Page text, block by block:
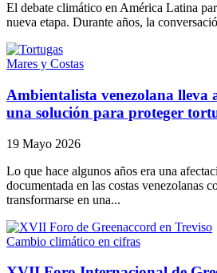
El debate climático en América Latina
nueva etapa. Durante años, la
Mares y Costas
Ambientalista venezolana lleva
una solución para proteger
19 Mayo 2026
Lo que hace algunos años era una
documentada en las costas venezolanas
transformarse en una...
Cambio climático en cifras